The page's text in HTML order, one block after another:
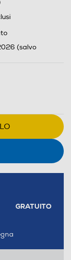
(salvo
GRATUITO